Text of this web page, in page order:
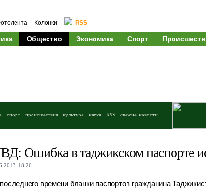
Колонки RSS
Общество Экономика Спорт
спорт происшествия культура наука RSS свежие новости
Ошибка в таджикском паспорте
18:26
времени бланки паспортов гражданина